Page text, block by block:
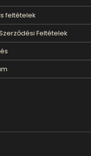
feltételek
Feltételek